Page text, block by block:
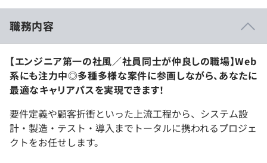
職務内容
【エンジニア第一の社風／社員同士が仲良しの職場】Web
系にも注力中◎多種多様な案件に参画しながら、あなたに
最適なキャリアパスを実現できます！
要件定義や顧客折衝といった上流工程から、システム設
計・製造・テスト・導入までトータルに携われるプロジェ
クトをお任せします。